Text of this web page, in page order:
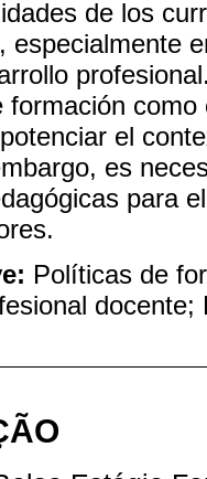
de los
especialmente
formación
el
es
para
Políticas de